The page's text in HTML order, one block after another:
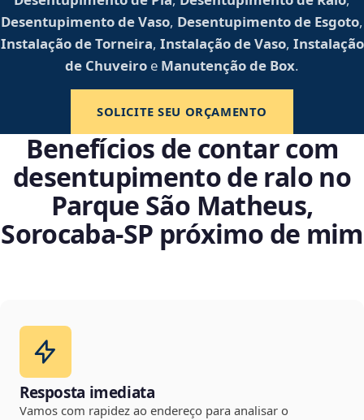
Desentupimento de Vaso, Desentupimento de Esgoto,
Instalação de Torneira, Instalação de Vaso, Instalação
de Chuveiro e Manutenção de Box.
SOLICITE SEU ORÇAMENTO
Benefícios de contar com
desentupimento de ralo no
Parque São Matheus,
Sorocaba‑SP próximo de mim
Resposta imediata
Vamos com rapidez ao endereço para analisar o